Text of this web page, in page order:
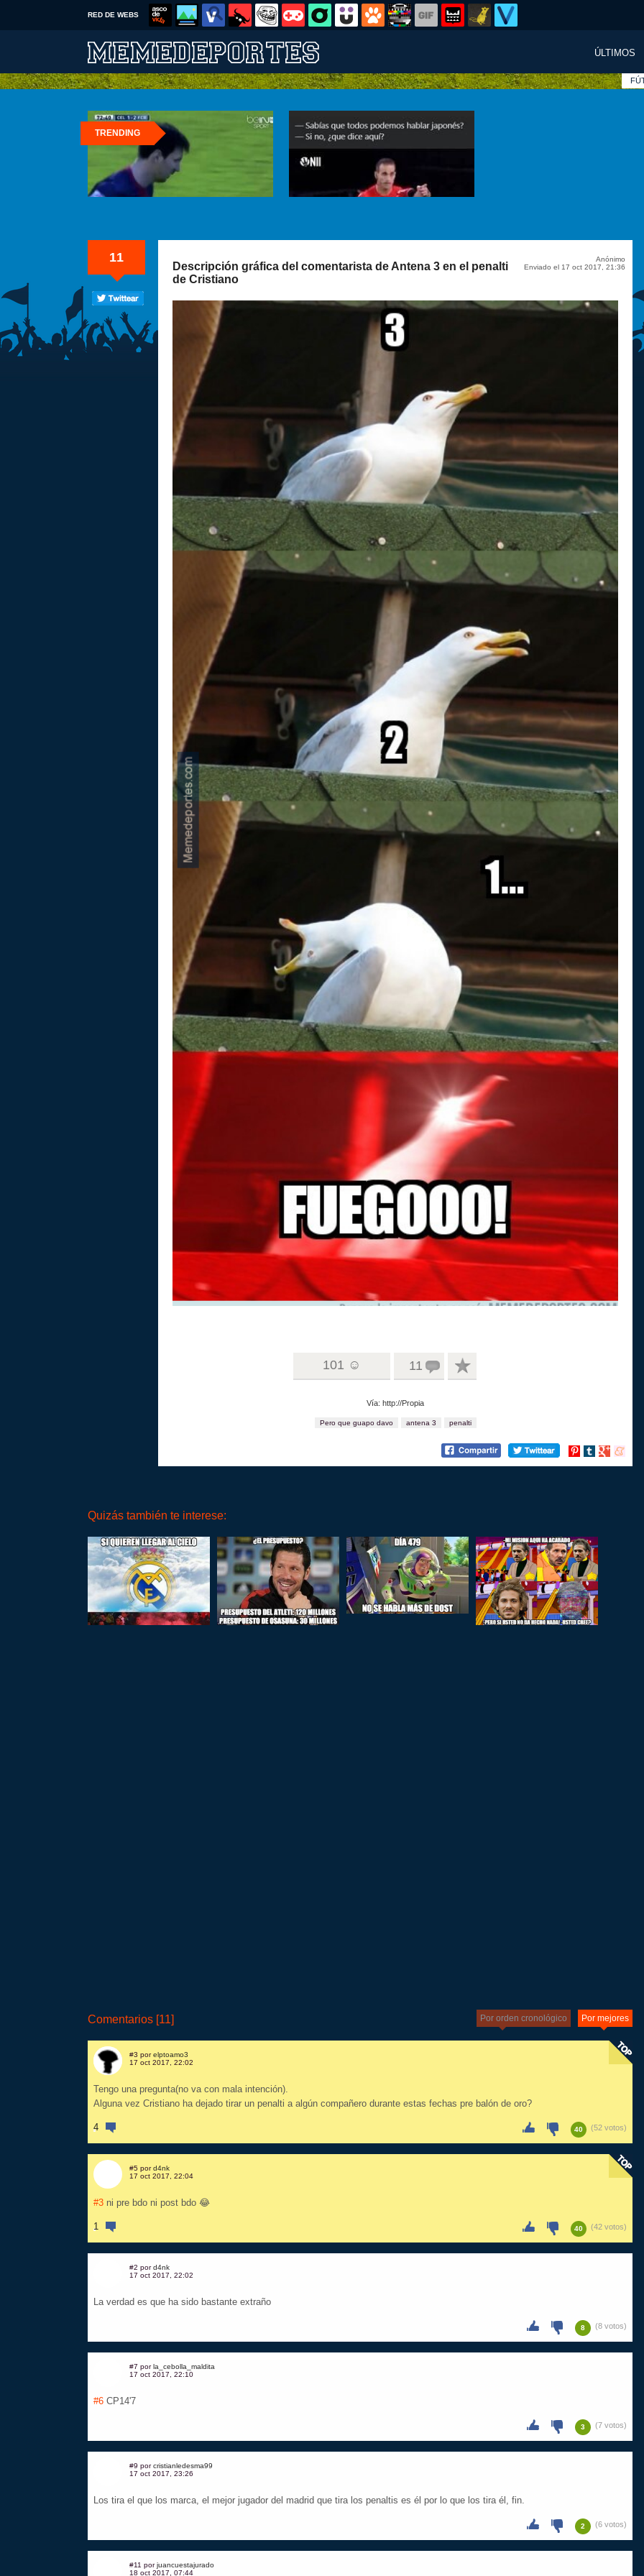
RED DE WEBS
ÚLTIMOS
TRENDING
11
Anónimo
Enviado el 17 oct 2017, 21:36
Descripción gráfica del comentarista de Antena 3 en el penalti
de Cristiano
101 ☺ 11
Vía: http://Propia
Pero que guapo davo antena 3 penalti
Compartir
Compartir
Compartir
Quizás también te interese:
Comentarios [11] Por mejores
Por orden cronológico
#3 porelptoamo3
17 oct 2017, 22:02
Tengo una pregunta(no va con mala intención).
Alguna vez Cristiano ha dejado tirar un penalti a algún compañero durante estas fechas pre balón de oro?
4 40 (52 votos)
#5 pord4nk
17 oct 2017, 22:04
#3 ni pre bdo ni post bdo 😂
1 40 (42 votos)
#2 pord4nk
17 oct 2017, 22:02
La verdad es que ha sido bastante extraño
8 (8 votos)
#7 porla_cebolla_maldita
17 oct 2017, 22:10
#6 CP14'7
3 (7 votos)
#9 porcristianledesma99
17 oct 2017, 23:26
Los tira el que los marca, el mejor jugador del madrid que tira los penaltis es él por lo que los tira él, fin.
2 (6 votos)
#11 porjuancuestajurado
18 oct 2017, 07:44